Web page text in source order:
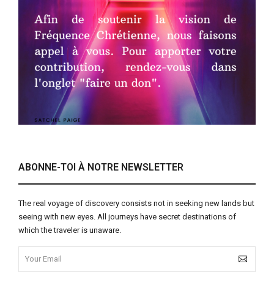
ABONNE-TOI À NOTRE NEWSLETTER
The real voyage of discovery consists not in seeking new lands but
seeing with new eyes. All journeys have secret destinations of
which the traveler is unaware.